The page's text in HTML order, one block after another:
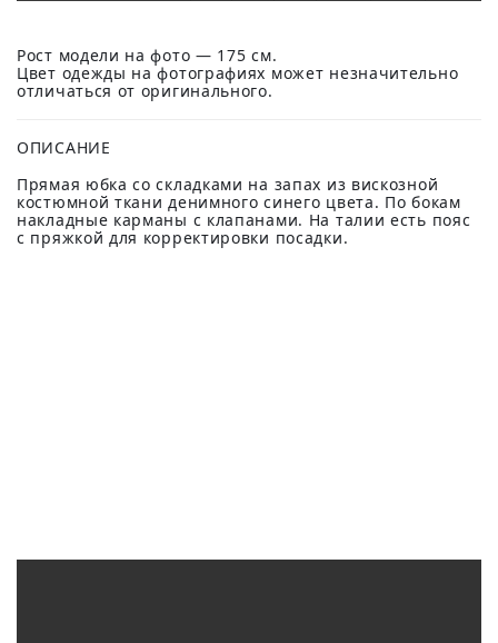
Рост модели на фото — 175 см.
Цвет одежды на фотографиях может незначительно
отличаться от оригинального.
ОПИСАНИЕ
Прямая юбка со складками на запах из вискозной
костюмной ткани денимного синего цвета. По бокам
накладные карманы с клапанами. На талии есть пояс
с пряжкой для корректировки посадки.